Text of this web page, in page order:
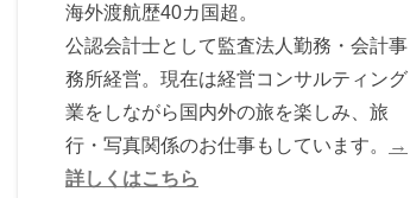
海外渡航歴40カ国超。
公認会計士として監査法人勤務・会計事
務所経営。現在は経営コンサルティング
業をしながら国内外の旅を楽しみ、旅
行・写真関係のお仕事もしています。
→
詳しくはこちら